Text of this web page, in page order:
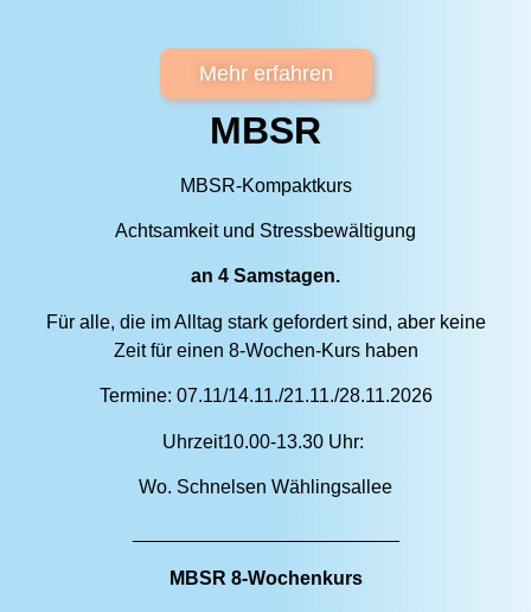
Mehr erfahren
MBSR
MBSR-Kompaktkurs
Achtsamkeit und Stressbewältigung
an 4 Samstagen.
Für alle, die im Alltag stark gefordert sind, aber keine
Zeit für einen 8-Wochen-Kurs haben
Termine: 07.11/14.11./21.11./28.11.2026
Uhrzeit10.00-13.30 Uhr:
Wo. Schnelsen Wählingsallee
MBSR 8-Wochenkurs